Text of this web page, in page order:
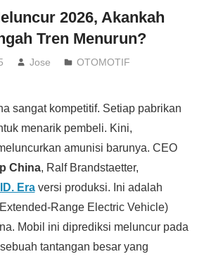
2026, Akankah
Tren Menurun?
Jose OTOMOTIF
sangat kompetitif. Setiap pabrikan
menarik pembeli. Kini,
amunisi barunya. CEO
China, Ralf Brandstaetter,
ID. Eraversi produksi. Ini adalah
Range Electric Vehicle)
Mobil ini diprediksi meluncur pada
tantangan besar yang